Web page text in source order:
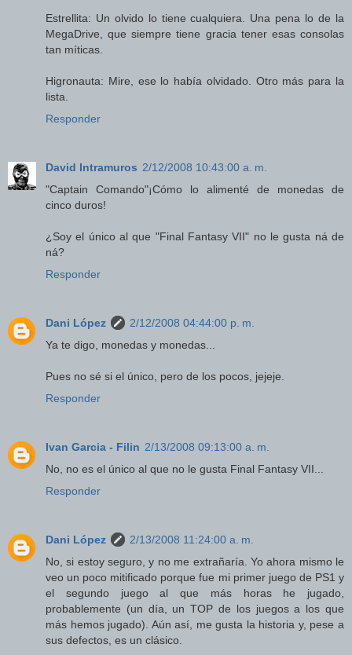
Estrellita: Un olvido lo tiene cualquiera. Una pena lo de la
MegaDrive, que siempre tiene gracia tener esas consolas
tan míticas.
Higronauta: Mire, ese lo había olvidado. Otro más para la
lista.
Responder
David Intramuros 2/12/2008 10:43:00 a. m.
"Captain Comando"¡Cómo lo alimenté de monedas de
cinco duros!
¿Soy el único al que "Final Fantasy VII" no le gusta ná de
ná?
Responder
Dani López
2/12/2008 04:44:00 p. m.
Ya te digo, monedas y monedas...
Pues no sé si el único, pero de los pocos, jejeje.
Responder
Ivan Garcia - Filin 2/13/2008 09:13:00 a. m.
No, no es el único al que no le gusta Final Fantasy VII...
Responder
Dani López
2/13/2008 11:24:00 a. m.
No, si estoy seguro, y no me extrañaría. Yo ahora mismo le
veo un poco mitificado porque fue mi primer juego de PS1 y
el segundo juego al que más horas he jugado,
probablemente (un día, un TOP de los juegos a los que
más hemos jugado). Aún así, me gusta la historia y, pese a
sus defectos, es un clásico.